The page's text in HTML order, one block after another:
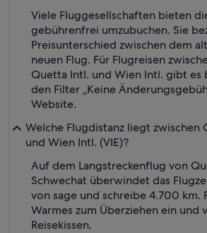
Viele Fluggesellschaften bieten
gebührenfrei umzubuchen. Sie
Preisunterschied zwischen dem
neuen Flug. Für Flugreisen
Quetta Intl. und Wien Intl. gibt es
den Filter „Keine
Website.
Welche Flugdistanz liegt zwischen
und Wien Intl. (VIE)?
Auf dem Langstreckenflug von
Schwechat überwindet das
von sage und schreibe 4.700 km.
Warmes zum Überziehen ein und
Reisekissen.